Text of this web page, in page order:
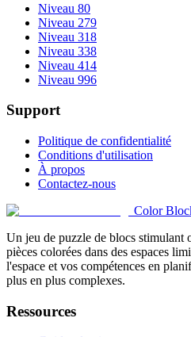
Niveau 80
Niveau 279
Niveau 318
Niveau 338
Niveau 414
Niveau 996
Support
Politique de confidentialité
Conditions d'utilisation
À propos
Contactez-nous
Color
Un jeu de puzzle de blocs stimulant
pièces colorées dans des espaces
l'espace et vos compétences en
plus en plus complexes.
Ressources